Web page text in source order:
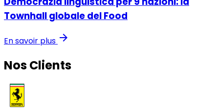
Townhall globale del Food
En savoir plus arrow_forward
Nos Clients